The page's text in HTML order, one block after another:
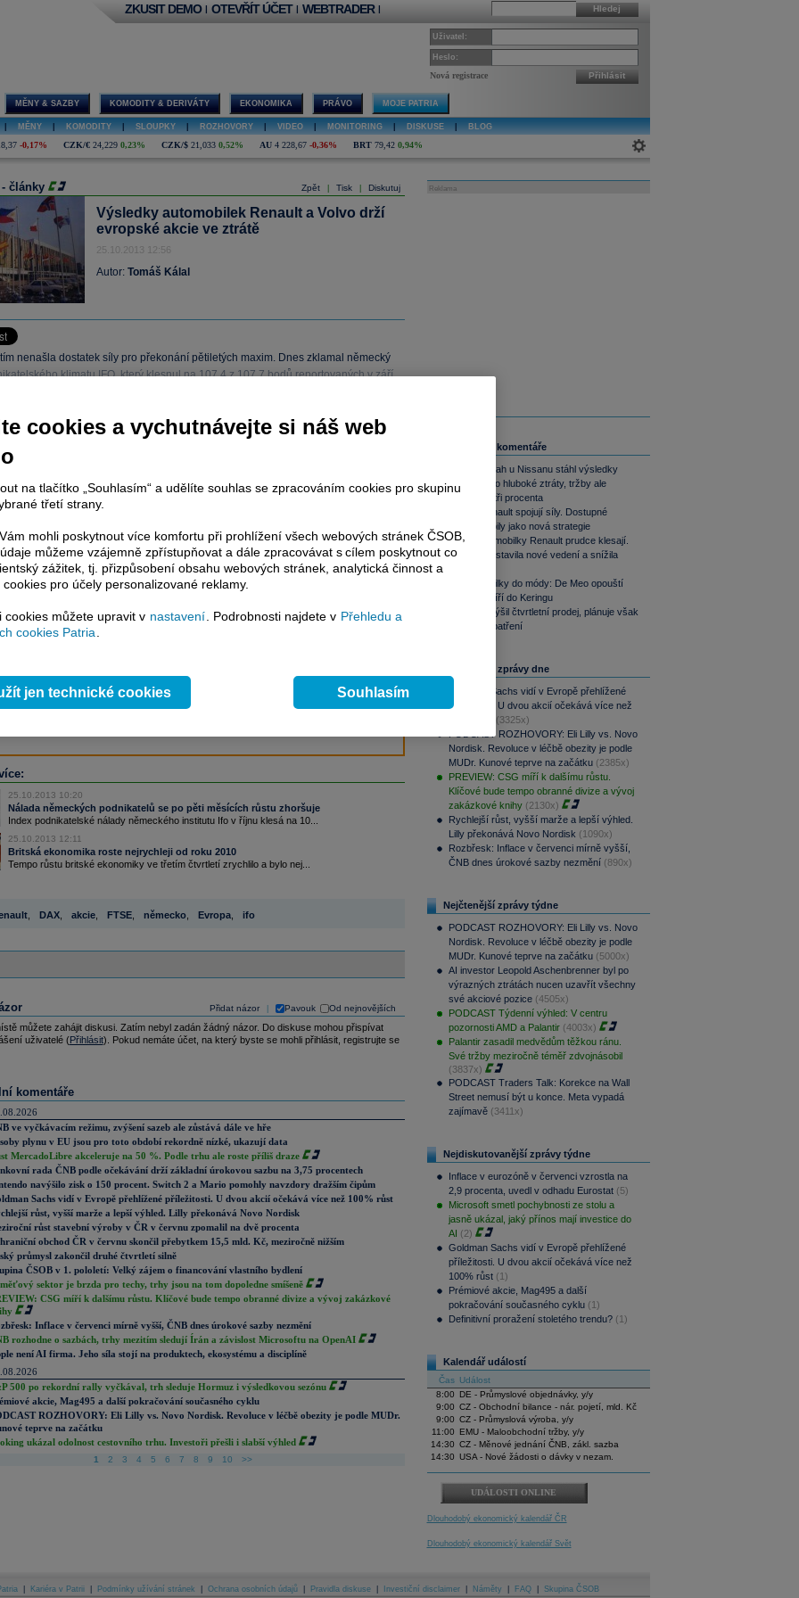
Hledej
ZKUSIT DEMO | OTEVŘÍT ÚČET | WEBTRADER |
Uživatel:
Heslo:
Nová registrace Přihlásit
MĚNY & SAZBY KOMODITY & DERIVÁTY EKONOMIKA PRÁVO MOJE PATRIA
MĚNY KOMODITY SLOUPKY ROZHOVORY VIDEO MONITORING DISKUSE BLOG
-0,17% CZK/€ 24,229 0,23% CZK/$ 21,033 0,52% AU 4 228,67 -0,36% BRT 79,42 0,94%
Zpět Tisk Diskutuj
- články
Výsledky automobilek Renault a Volvo drží
evropské akcie ve ztrátě
25.10.2013 12:56
Autor: Tomáš Kálal
nenašla dostatek síly pro překonání pětiletých maxim. Dnes zklamal německý
klimatu IFO, který klesnul na 107,4 z 107,7 bodů reportovaných v září,
článku je dostupné jen klientům placených služeb
služeb, potom je nutné sePřihlásit.
placeného informačního servisu získáte
ke
kompletnímu zpravodajství
bez jakýchkoliv omezení. Veškeré
komentáře a horké zprávy jsou
a v plné verzi.
časových řad ke stažení,
avaluace, ekonomickéfundamenty více
25.10.2013 10:20
Nálada německých podnikatelů se po pěti měsících růstu zhoršuje
Index podnikatelské nálady německého institutu Ifo v říjnu klesá na 10...
25.10.2013 12:11
Britská ekonomika roste nejrychleji od roku 2010
Tempo růstu britské ekonomiky ve třetím čtvrtletí zrychlilo a bylo nej...
, DAX, akcie, FTSE, německo, Evropa, ifo
Přidat názor Pavouk Od nejnovějších
můžete zahájit diskusi. Zatím nebyl zadán žádný názor. Do diskuse mohou přispívat
uživatelé (Přihlásit). Pokud nemáte účet, na který byste se mohli přihlásit, registrujte se
komentáře
ve vyčkávacím režimu, zvýšení sazeb ale zůstává dále ve hře
plynu v EU jsou pro toto období rekordně nízké, ukazují data
MercadoLibre akceleruje na 50 %. Podle trhu ale roste příliš draze
rada ČNB podle očekávání drží základní úrokovou sazbu na 3,75 procentech
navýšilo zisk o 150 procent. Switch 2 a Mario pomohly navzdory dražším čipům
Sachs vidí v Evropě přehlížené příležitosti. U dvou akcií očekává více než 100% růst
růst, vyšší marže a lepší výhled. Lilly překonává Novo Nordisk
růst stavební výroby v ČR v červnu zpomalil na dvě procenta
obchod ČR v červnu skončil přebytkem 15,5 mld. Kč, meziročně nižším
průmysl zakončil druhé čtvrtletí silně
ČSOB v 1. pololetí: Velký zájem o financování vlastního bydlení
sektor je brzda pro techy, trhy jsou na tom dopoledne smíšeně
CSG míří k dalšímu růstu. Klíčové bude tempo obranné divize a vývoj zakázkové
Inflace v červenci mírně vyšší, ČNB dnes úrokové sazby nezmění
rozhodne o sazbách, trhy mezitím sledují Írán a závislost Microsoftu na OpenAI
není AI firma. Jeho síla stojí na produktech, ekosystému a disciplíně
500 po rekordní rally vyčkával, trh sleduje Hormuz i výsledkovou sezónu
akcie, Mag495 a další pokračování současného cyklu
ROZHOVORY: Eli Lilly vs. Novo Nordisk. Revoluce v léčbě obezity je podle MUDr.
teprve na začátku
ukázal odolnost cestovního trhu. Investoři přešli i slabší výhled
1 2 3 4 5 6 7 8 9 10 >>
Reklama
Související komentáře
Účetní zásah u Nissanu stáhl výsledky
Renaultu do hluboké ztráty, tržby ale
vzrostly o tři procenta
Ford a Renault spojují síly. Dostupné
elektromobily jako nová strategie
Akcie automobilky Renault prudce klesají.
Firma představila nové vedení a snížila
Z automobilky do módy: De Meo opouští
Renault, míří do Keringu
Renault zvýšil čtvrtletní prodej, plánuje však
úsporná opatření
Nejčtenější zprávy dne
Goldman Sachs vidí v Evropě přehlížené
příležitosti. U dvou akcií očekává více než
(3325x)
PODCAST ROZHOVORY: Eli Lilly vs. Novo
Nordisk. Revoluce v léčbě obezity je podle
MUDr. Kunové teprve na začátku (2385x)
PREVIEW: CSG míří k dalšímu růstu.
Klíčové bude tempo obranné divize a vývoj
zakázkové knihy (2130x)
Rychlejší růst, vyšší marže a lepší výhled.
Lilly překonává Novo Nordisk (1090x)
Rozbřesk: Inflace v červenci mírně vyšší,
ČNB dnes úrokové sazby nezmění (890x)
Nejčtenější zprávy týdne
PODCAST ROZHOVORY: Eli Lilly vs. Novo
Nordisk. Revoluce v léčbě obezity je podle
MUDr. Kunové teprve na začátku (5000x)
AI investor Leopold Aschenbrenner byl po
výrazných ztrátách nucen uzavřít všechny
své akciové pozice (4505x)
PODCAST Týdenní výhled: V centru
pozornosti AMD a Palantir (4003x)
Palantir zasadil medvědům těžkou ránu.
Své tržby meziročně téměř zdvojnásobil
(3837x)
PODCAST Traders Talk: Korekce na Wall
Street nemusí být u konce. Meta vypadá
zajímavě (3411x)
Nejdiskutovanější zprávy týdne
Inflace v eurozóně v červenci vzrostla na
2,9 procenta, uvedl v odhadu Eurostat (5)
Microsoft smetl pochybnosti ze stolu a
jasně ukázal, jaký přínos mají investice do
AI (2)
Goldman Sachs vidí v Evropě přehlížené
příležitosti. U dvou akcií očekává více než
100% růst (1)
Prémiové akcie, Mag495 a další
pokračování současného cyklu (1)
Definitivní proražení stoletého trendu? (1)
Kalendář událostí
Čas Událost
8:00
DE - Průmyslové objednávky, y/y
9:00 CZ - Obchodní bilance - nár. pojetí, mld. Kč
9:00 CZ - Průmyslová výroba, y/y
11:00
EMU - Maloobchodní tržby, y/y
14:30 CZ - Měnové jednání ČNB, zákl. sazba
14:30 USA - Nové žádosti o dávky v nezam.
UDÁLOSTI ONLINE
Dlouhodobý ekonomický kalendář ČR
Dlouhodobý ekonomický kalendář Svět
Kariéra v Patrii Podmínky užívání stránek Ochrana osobních údajů Pravidla diskuse Investiční disclaimer Náměty FAQ Skupina ČSOB
cookies a vychutnávejte si náš web
na tlačítko „Souhlasím“ a udělíte souhlas se zpracováním cookies pro skupinu
třetí strany.
mohli poskytnout více komfortu při prohlížení všech webových stránek ČSOB,
můžeme vzájemně zpřístupňovat a dále zpracovávat s cílem poskytnout co
zážitek, tj. přizpůsobení obsahu webových stránek, analytická činnost a
pro účely personalizované reklamy.
cookies můžete upravit v nastavení . Podrobnosti najdete v Přehledu a
cookies Patria
jen technické cookies Souhlasím